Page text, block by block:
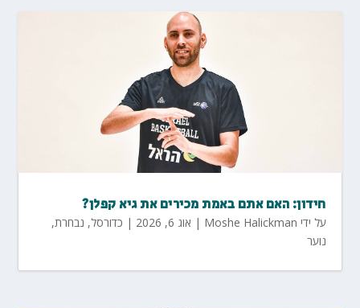
חידון: האם אתם באמת מכירים את גיא קפלן?
על ידי Moshe Halickman
| אוג 6, 2026 | כדורסל, נבחרת,
נוער